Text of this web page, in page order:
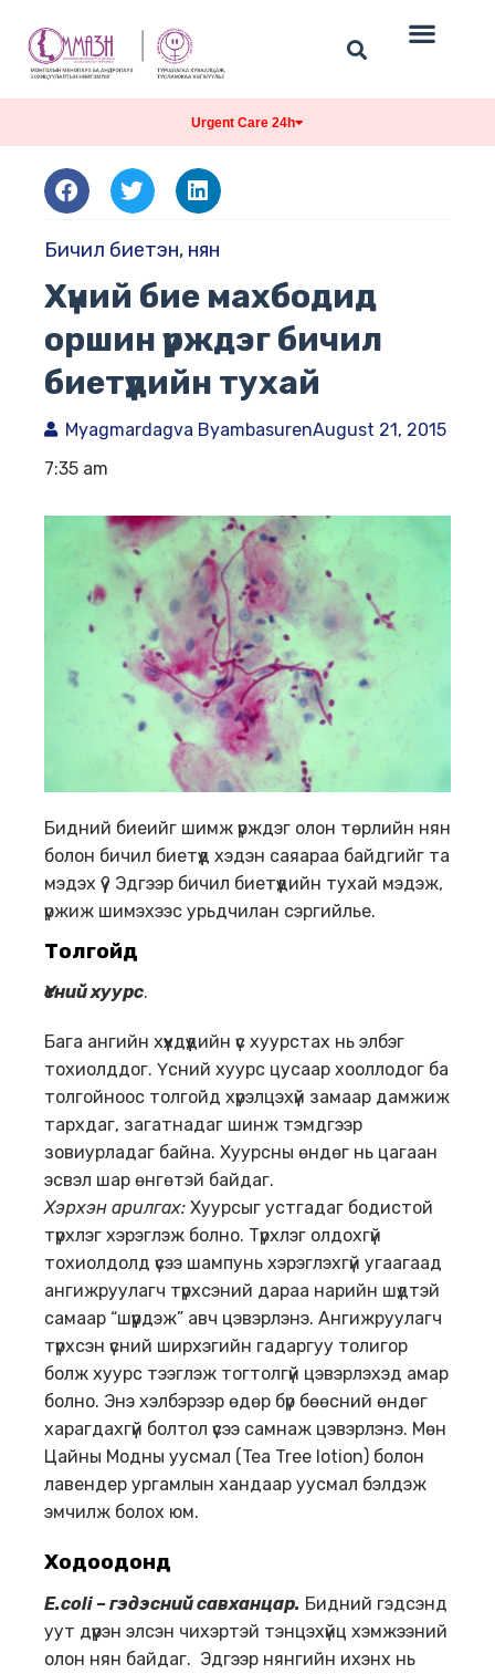
Urgent Care 24h
Бичил биетэн, нян
Хүний бие махбодид
оршин үрждэг бичил
биетүүдийн тухай
Myagmardagva ByambasurenAugust 21, 2015
7:35 am
Бидний биеийг шимж үрждэг олон төрлийн нян
болон бичил биетүүд хэдэн саяараа байдгийг та
мэдэх үү? Эдгээр бичил биетүүдийн тухай мэдэж,
үржиж шимэхээс урьдчилан сэргийлье.
Толгойд
Үсний хуурс.
Бага ангийн хүүхдүүдийн үс хуурстах нь элбэг
тохиолддог. Үсний хуурс цусаар хооллодог ба
толгойноос толгойд хүрэлцэхүй замаар дамжиж
тархдаг, загатнадаг шинж тэмдгээр
зовиурладаг байна. Хуурсны өндөг нь цагаан
эсвэл шар өнгөтэй байдаг.
Хэрхэн арилгах: Хуурсыг устгадаг бодистой
түрхлэг хэрэглэж болно. Түрхлэг олдохгүй
тохиолдолд үсээ шампунь хэрэглэхгүй угаагаад
ангижруулагч түрхсэний дараа нарийн шүдтэй
самаар “шүүрдэж” авч цэвэрлэнэ. Ангижруулагч
түрхсэн үсний ширхэгийн гадаргуу толигор
болж хуурс тээглэж тогтолгүй цэвэрлэхэд амар
болно. Энэ хэлбэрээр өдөр бүр бөөсний өндөг
харагдахгүй болтол үсээ самнаж цэвэрлэнэ. Мөн
Цайны Модны уусмал (Tea Tree lotion) болон
лавендер ургамлын хандаар уусмал бэлдэж
эмчилж болох юм.
Ходоодонд
Е.coli –гэдэсний савханцар. Бидний гэдсэнд
уут дүүрэн элсэн чихэртэй тэнцэxүйц хэмжээний
олон нян байдаг. Эдгээр нянгийн ихэнх нь